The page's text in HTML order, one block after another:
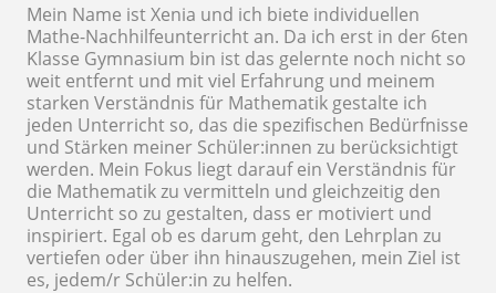
Mein Name ist Xenia und ich biete individuellen
Mathe-Nachhilfeunterricht an. Da ich erst in der 6ten
Klasse Gymnasium bin ist das gelernte noch nicht so
weit entfernt und mit viel Erfahrung und meinem
starken Verständnis für Mathematik gestalte ich
jeden Unterricht so, das die spezifischen Bedürfnisse
und Stärken meiner Schüler:innen zu berücksichtigt
werden. Mein Fokus liegt darauf ein Verständnis für
die Mathematik zu vermitteln und gleichzeitig den
Unterricht so zu gestalten, dass er motiviert und
inspiriert. Egal ob es darum geht, den Lehrplan zu
vertiefen oder über ihn hinauszugehen, mein Ziel ist
es, jedem/r Schüler:in zu helfen.